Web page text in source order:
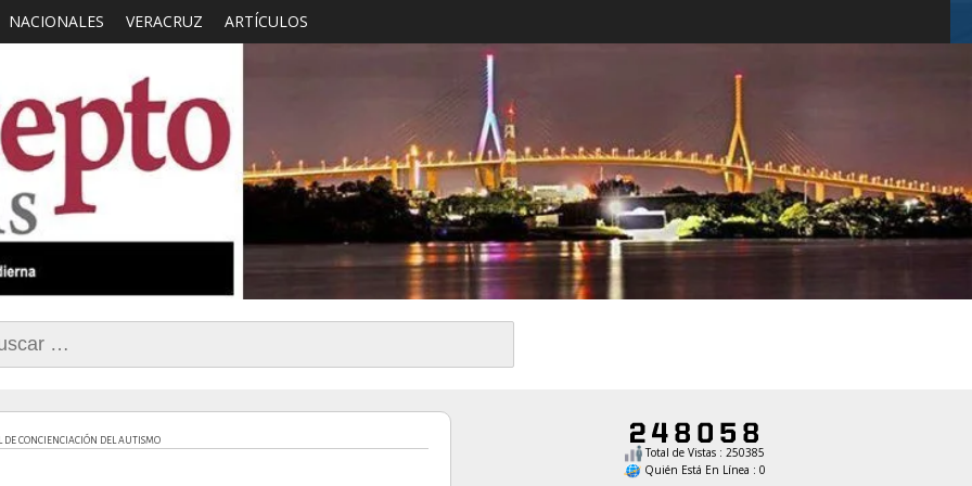
con Sentido Comun
NACIONALES VERACRUZ ARTÍCULOS
DE CONCIENCIACIÓN DEL AUTISMO
Total de Vistas : 250385
Quién Está En Línea : 0